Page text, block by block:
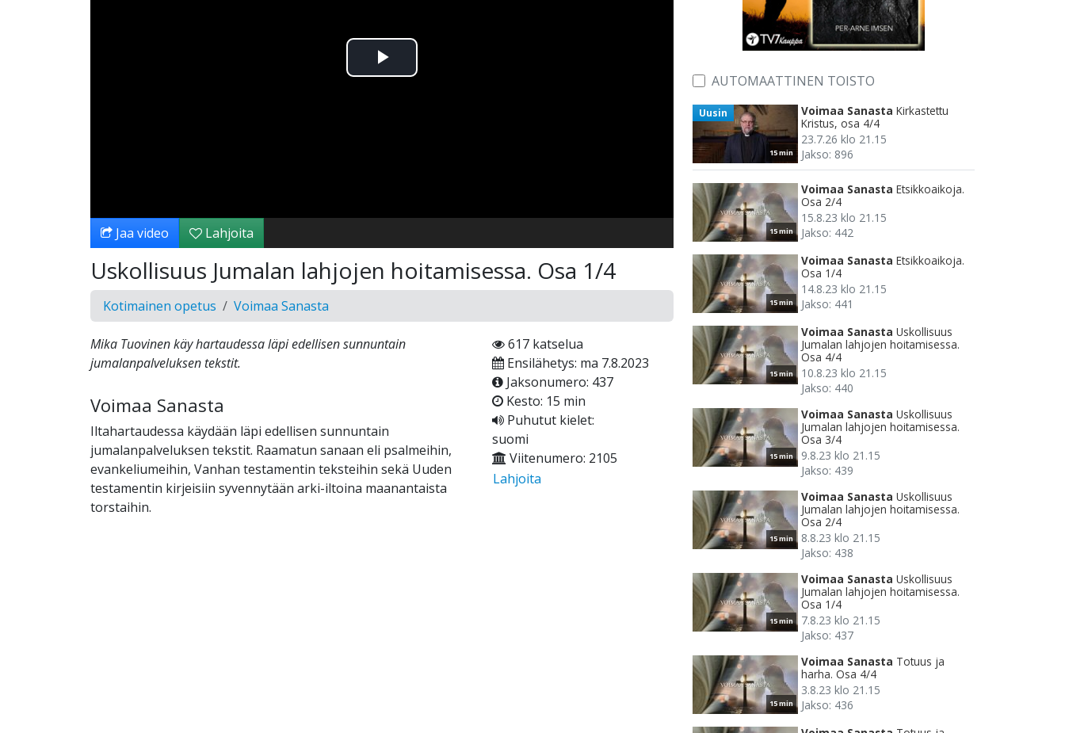
Toista
Jaa video Lahjoita
Uskollisuus Jumalan lahjojen hoitamisessa. Osa 1/4
Kotimainen opetus Voimaa Sanasta
Mika Tuovinen käy hartaudessa läpi edellisen sunnuntain
jumalanpalveluksen tekstit.
Voimaa Sanasta
Iltahartaudessa käydään läpi edellisen sunnuntain
jumalanpalveluksen tekstit. Raamatun sanaan eli psalmeihin,
evankeliumeihin, Vanhan testamentin teksteihin sekä Uuden
testamentin kirjeisiin syvennytään arki-iltoina maanantaista
torstaihin.
617 katselua
Ensilähetys: ma 7.8.2023
Jaksonumero: 437
Kesto: 15 min
Puhutut kielet:
suomi
Viitenumero: 2105
Lahjoita
AUTOMAATTINEN TOISTO
15 min
Uusin Voimaa Sanasta Kirkastettu
Kristus, osa 4/4
23.7.26 klo 21.15
Jakso: 896
15 min
Voimaa Sanasta Etsikkoaikoja.
Osa 2/4
15.8.23 klo 21.15
Jakso: 442
15 min
Voimaa Sanasta Etsikkoaikoja.
Osa 1/4
14.8.23 klo 21.15
Jakso: 441
15 min
Voimaa Sanasta Uskollisuus
Jumalan lahjojen hoitamisessa.
Osa 4/4
10.8.23 klo 21.15
Jakso: 440
15 min
Voimaa Sanasta Uskollisuus
Jumalan lahjojen hoitamisessa.
Osa 3/4
9.8.23 klo 21.15
Jakso: 439
15 min
Voimaa Sanasta Uskollisuus
Jumalan lahjojen hoitamisessa.
Osa 2/4
8.8.23 klo 21.15
Jakso: 438
15 min
Voimaa Sanasta Uskollisuus
Jumalan lahjojen hoitamisessa.
Osa 1/4
7.8.23 klo 21.15
Jakso: 437
15 min
Voimaa Sanasta Totuus ja
harha. Osa 4/4
3.8.23 klo 21.15
Jakso: 436